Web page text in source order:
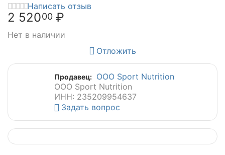
Написать отзыв
2 52000 ₽
Нет в наличии
Отложить
Продавец: ООО Sport Nutrition
ООО Sport Nutrition
ИНН: 235209954637
Задать вопрос